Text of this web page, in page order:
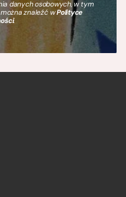
danych osobowych, w tym
znaleźć wPolityce
.